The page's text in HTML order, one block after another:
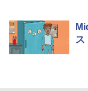
ス